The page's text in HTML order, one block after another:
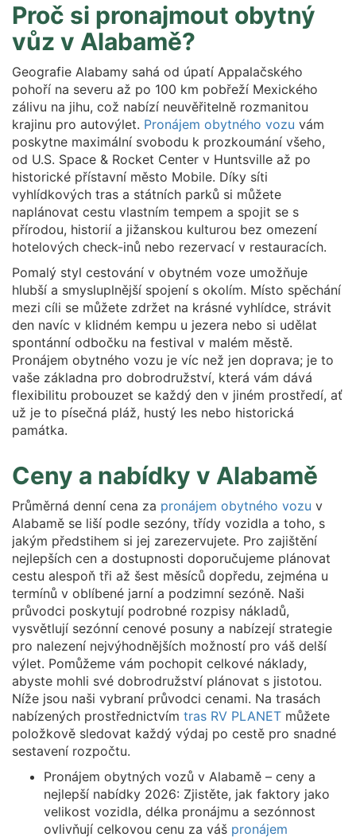
Proč si pronajmout obytný
vůz v Alabamě?
Geografie Alabamy sahá od úpatí Appalačského
pohoří na severu až po 100 km pobřeží Mexického
zálivu na jihu, což nabízí neuvěřitelně rozmanitou
krajinu pro autovýlet. Pronájem obytného vozu vám
poskytne maximální svobodu k prozkoumání všeho,
od U.S. Space & Rocket Center v Huntsville až po
historické přístavní město Mobile. Díky síti
vyhlídkových tras a státních parků si můžete
naplánovat cestu vlastním tempem a spojit se s
přírodou, historií a jižanskou kulturou bez omezení
hotelových check-inů nebo rezervací v restauracích.
Pomalý styl cestování v obytném voze umožňuje
hlubší a smysluplnější spojení s okolím. Místo spěchání
mezi cíli se můžete zdržet na krásné vyhlídce, strávit
den navíc v klidném kempu u jezera nebo si udělat
spontánní odbočku na festival v malém městě.
Pronájem obytného vozu je víc než jen doprava; je to
vaše základna pro dobrodružství, která vám dává
flexibilitu probouzet se každý den v jiném prostředí, ať
už je to písečná pláž, hustý les nebo historická
památka.
Ceny a nabídky v Alabamě
Průměrná denní cena za pronájem obytného vozu v
Alabamě se liší podle sezóny, třídy vozidla a toho, s
jakým předstihem si jej zarezervujete. Pro zajištění
nejlepších cen a dostupnosti doporučujeme plánovat
cestu alespoň tři až šest měsíců dopředu, zejména u
termínů v oblíbené jarní a podzimní sezóně. Naši
průvodci poskytují podrobné rozpisy nákladů,
vysvětlují sezónní cenové posuny a nabízejí strategie
pro nalezení nejvýhodnějších možností pro váš delší
výlet. Pomůžeme vám pochopit celkové náklady,
abyste mohli své dobrodružství plánovat s jistotou.
Níže jsou naši vybraní průvodci cenami. Na trasách
nabízených prostřednictvím tras RV PLANET můžete
položkově sledovat každý výdaj po cestě pro snadné
sestavení rozpočtu.
Pronájem obytných vozů v Alabamě – ceny a
nejlepší nabídky 2026: Zjistěte, jak faktory jako
velikost vozidla, délka pronájmu a sezónnost
ovlivňují celkovou cenu za váš pronájem